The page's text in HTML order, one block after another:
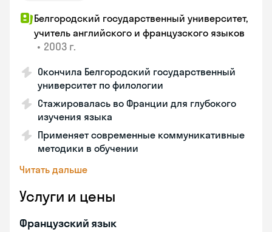
Белгородский государственный университет,
учитель английского и французского языков
• 2003 г.
Окончила Белгородский государственный
университет по филологии
Стажировалась во Франции для глубокого
изучения языка
Применяет современные коммуникативные
методики в обучении
Читать дальше
Услуги и цены
Французский язык